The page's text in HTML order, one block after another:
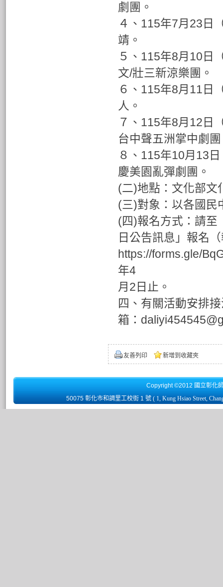
劇團。
４、115年7月23日
靖。
５、115年8月10日
文/壯三新涼樂團。
６、115年8月11日
人。
７、115年8月12日
台中聲五洲掌中劇
８、115年10月13
慶美園亂彈劇團。
(二)地點：文化部文
(三)對象：以各國民
(四)報名方式：請至
日公告訊息」報名
https://forms.gle/
年4
月2日止。
四、有關活動安排
箱：
友善列印 新增到收藏夾
Copyright ©2012 國立彰化
50075 彰化市和調里工校街 1 號 ( 1, Kung Hsiao Street,